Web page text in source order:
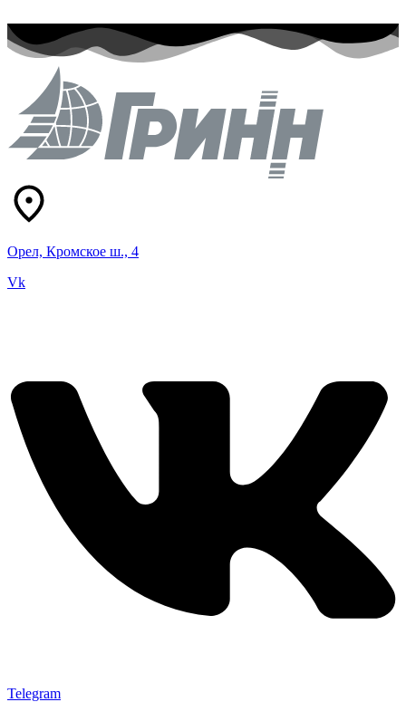
Орел, Кромское ш., 4
Vk
Telegram